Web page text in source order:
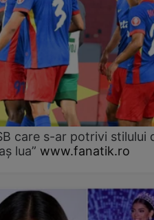
care s-ar potrivi stilului
lua” www.fanatik.ro